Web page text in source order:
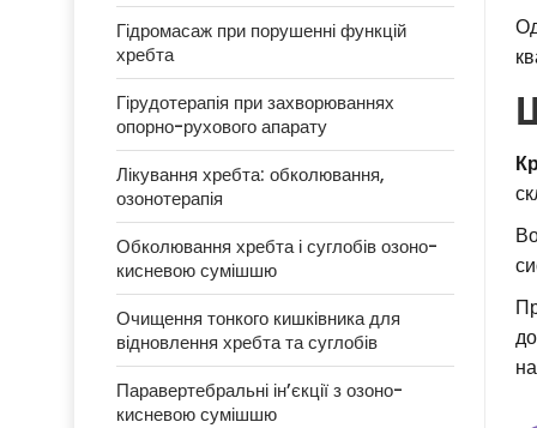
Гідромасаж при порушенні функцій
хребта
Гірудотерапія при захворюваннях
опорно-рухового апарату
Лікування хребта: обколювання,
озонотерапія
Обколювання хребта і суглобів озоно-
кисневою сумішшю
Очищення тонкого кишківника для
відновлення хребта та суглобів
Паравертебральні ін’єкції з озоно-
кисневою сумішшю